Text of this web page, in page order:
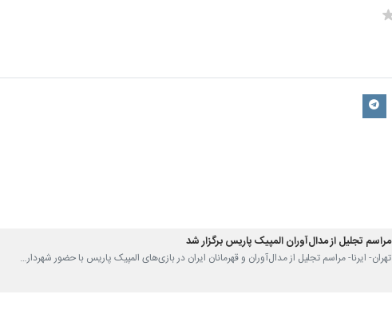
مراسم تجلیل از مدال‌آوران المپیک پاریس برگزار شد
تهران- ایرنا- مراسم تجلیل از مدال‌آوران و قهرمانان ایران در بازی‌های المپیک پاریس با حضور شهردار…